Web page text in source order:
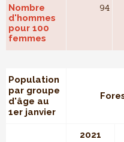
Nombre
d'hommes
pour 100
femmes
94
Population
par groupe
d'âge au
1er janvier
2021